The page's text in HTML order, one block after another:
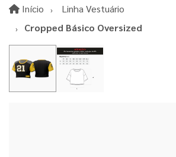
Início InícioLinha Vestuário
Cropped Básico Oversized